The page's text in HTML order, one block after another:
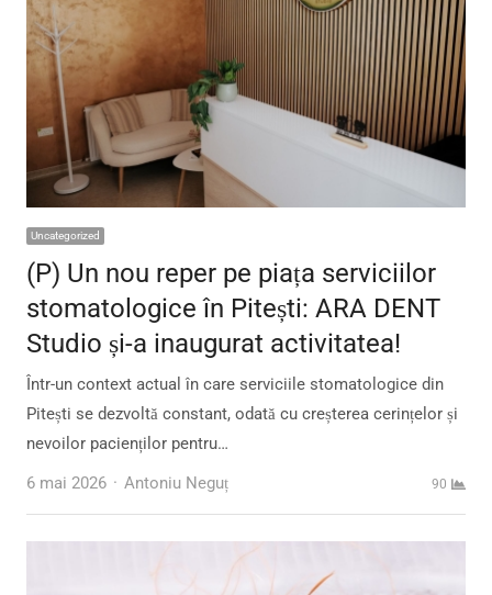
Uncategorized
(P) Un nou reper pe piața serviciilor
stomatologice în Pitești: ARA DENT
Studio și-a inaugurat activitatea!
Într-un context actual în care serviciile stomatologice din
Pitești se dezvoltă constant, odată cu creșterea cerințelor și
nevoilor pacienților pentru…
6 mai 2026
Author
Antoniu Neguț 90